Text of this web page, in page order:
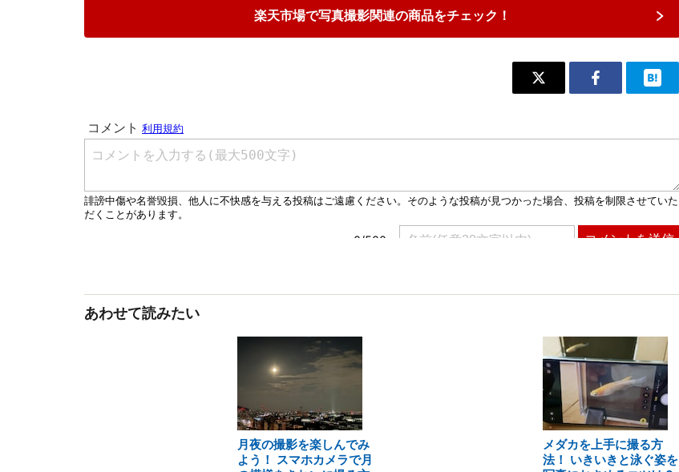
楽天市場で写真撮影関連の商品をチェック！
あわせて読みたい
月夜の撮影を楽しんでみ
よう！ スマホカメラで月
メダカを上手に撮る方
法！ いきいきと泳ぐ姿を